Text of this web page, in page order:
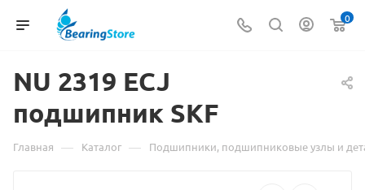
0
NU 2319 Материал
о
товаре
ECJ
подшипник SKF
Главная — Каталог — Подшипники, подшипниковые узлы и